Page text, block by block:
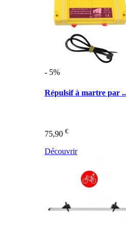
- 5%
Répulsif à martre par
75,90 €
Découvrir